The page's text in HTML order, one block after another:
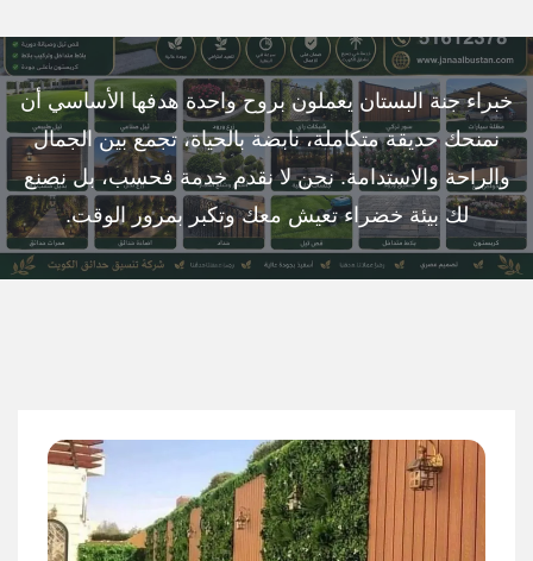
خبراء جنة البستان يعملون بروح واحدة هدفها الأساسي أن
نمنحك حديقة متكاملة، نابضة بالحياة، تجمع بين الجمال
والراحة والاستدامة. نحن لا نقدم خدمة فحسب، بل نصنع
لك بيئة خضراء تعيش معك وتكبر بمرور الوقت.